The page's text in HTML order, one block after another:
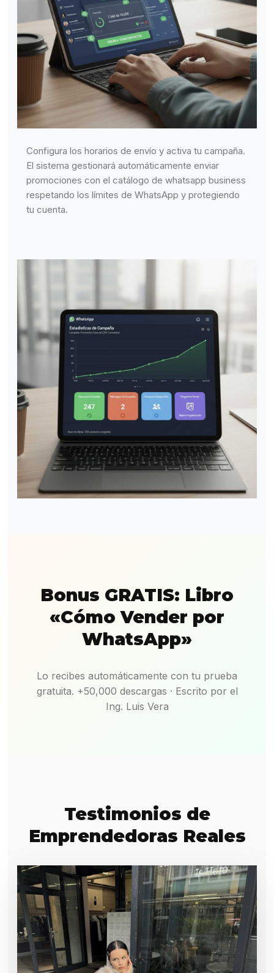
Configura los horarios de envío y activa tu campaña.
El sistema gestionará automáticamente enviar
promociones con el catálogo de whatsapp business
respetando los límites de WhatsApp y protegiendo
tu cuenta.
Bonus GRATIS: Libro
«Cómo Vender por
WhatsApp»
Lo recibes automáticamente con tu prueba
gratuita. +50,000 descargas · Escrito por el
Ing. Luis Vera
Testimonios de
Emprendedoras Reales